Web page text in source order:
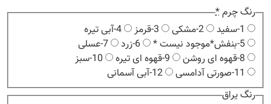
رنگ چرم*
رنگ یراق